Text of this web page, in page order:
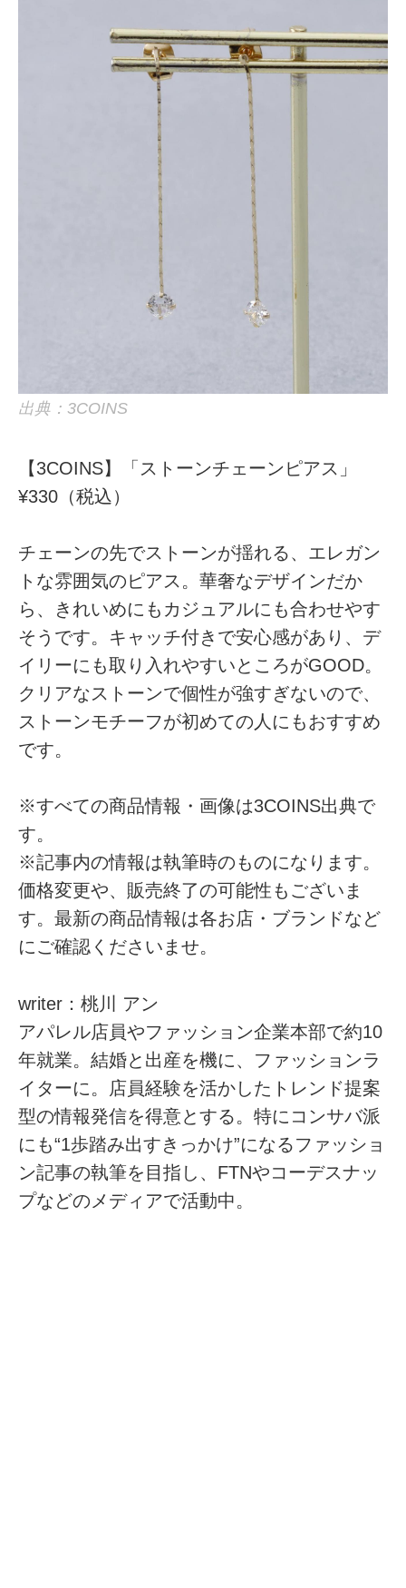
出典：3COINS
【3COINS】「ストーンチェーンピアス」
¥330（税込）
チェーンの先でストーンが揺れる、エレガン
トな雰囲気のピアス。華奢なデザインだか
ら、きれいめにもカジュアルにも合わせやす
そうです。キャッチ付きで安心感があり、デ
イリーにも取り入れやすいところがGOOD。
クリアなストーンで個性が強すぎないので、
ストーンモチーフが初めての人にもおすすめ
です。
※すべての商品情報・画像は3COINS出典で
す。
※記事内の情報は執筆時のものになります。
価格変更や、販売終了の可能性もございま
す。最新の商品情報は各お店・ブランドなど
にご確認くださいませ。
writer：桃川 アン
アパレル店員やファッション企業本部で約10
年就業。結婚と出産を機に、ファッションラ
イターに。店員経験を活かしたトレンド提案
型の情報発信を得意とする。特にコンサバ派
にも“1歩踏み出すきっかけ”になるファッショ
ン記事の執筆を目指し、FTNやコーデスナッ
プなどのメディアで活動中。